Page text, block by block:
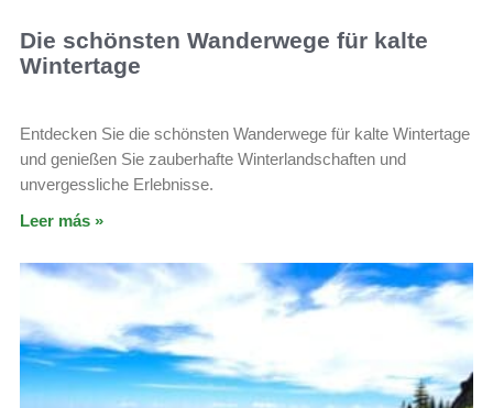
Die schönsten Wanderwege für kalte
Wintertage
Entdecken Sie die schönsten Wanderwege für kalte Wintertage
und genießen Sie zauberhafte Winterlandschaften und
unvergessliche Erlebnisse.
Leer más »